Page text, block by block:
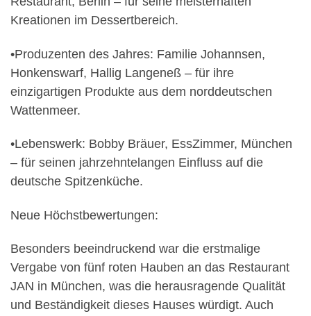
Kreationen im Dessertbereich.
•Produzenten des Jahres: Familie Johannsen,
Honkenswarf, Hallig Langeneß – für ihre
einzigartigen Produkte aus dem norddeutschen
Wattenmeer.
•Lebenswerk: Bobby Bräuer, EssZimmer, München
– für seinen jahrzehntelangen Einfluss auf die
deutsche Spitzenküche.
Neue Höchstbewertungen:
Besonders beeindruckend war die erstmalige
Vergabe von fünf roten Hauben an das Restaurant
JAN in München, was die herausragende Qualität
und Beständigkeit dieses Hauses würdigt. Auch